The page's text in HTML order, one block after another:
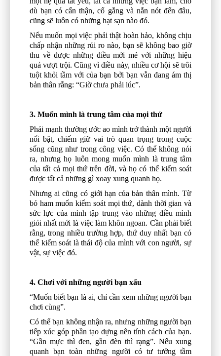
dù bạn có cẩn thận, cố gắng và nắn nót đến đâu,
cũng sẽ luôn có những hạt sạn nào đó.
Nếu muốn mọi việc phải thật hoàn hảo, không chịu
chấp nhận những rủi ro nào, bạn sẽ không bao giờ
thu về được những điều mới mẻ với những hiệu
quả vượt trội. Cũng vì điều này, nhiều cơ hội sẽ trôi
tuột khỏi tầm với của bạn bởi bạn vẫn đang ám thị
bản thân rằng: “Giờ chưa phải lúc”.
3. Muốn mình là trung tâm của mọi thứ
Phái mạnh thường ước ao mình trở thành một người
nổi bật, chiếm giữ vai trò quan trọng trong cuộc
sống cũng như trong công việc. Có thể không nói
ra, nhưng họ luôn mong muốn mình là trung tâm
của tất cả mọi thứ trên đời, và họ có thể kiểm soát
được tất cả những gì xoay xung quanh họ.
Nhưng ai cũng có giới hạn của bản thân mình. Từ
bỏ ham muốn kiểm soát mọi thứ, dành thời gian và
sức lực của mình tập trung vào những điều mình
giỏi nhất mới là việc làm khôn ngoan. Cần phải biết
rằng, trong nhiều trường hợp, thứ duy nhất bạn có
thể kiểm soát là thái độ của mình với con người, sự
vật, sự việc đó.
4. Chơi với những người bạn xấu
“Muốn biết bạn là ai, chỉ cần xem những người bạn
chơi cùng”.
Có thể bạn không nhận ra, nhưng những người bạn
tiếp xúc góp phần tạo dựng nên tính cách của bạn.
“Gần mực thì đen, gần đèn thì rạng”. Nếu xung
quanh bạn toàn những người có tư tưởng tầm